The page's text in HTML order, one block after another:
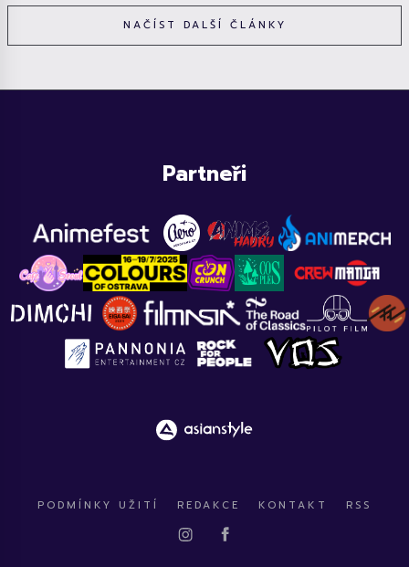
NAČÍST DALŠÍ ČLÁNKY
Partneři
PODMÍNKY UŽITÍ REDAKCE KONTAKT RSS